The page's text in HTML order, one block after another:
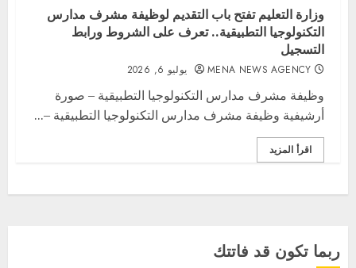
وزارة التعليم تفتح باب التقديم لوظيفة مشرف مدارس
التكنولوجيا التطبيقية.. تعرف على الشروط ورابط
التسجيل
MENA NEWS AGENCY يوليو 6, 2026
وظيفة مشرف مدارس التكنولوجيا التطبيقية – صورة
أرشيفية وظيفة مشرف مدارس التكنولوجيا التطبيقية –...
اقرأ المزيد
ربما تكون قد فاتتك